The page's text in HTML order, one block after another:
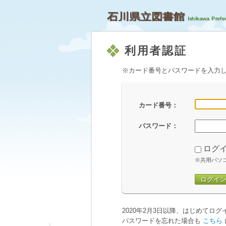
石川県立図書館
利用者認証
※カード番号とパスワードを入力
カード番号：
パスワード：
ログ
※共用パソ
ログイン
2020年2月3日以降、はじめてログ
パスワードを忘れた場合も こちら